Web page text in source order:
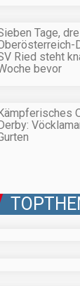
Tage,
Ried steht
bevor